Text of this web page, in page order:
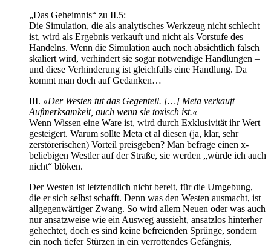
„Das Geheimnis“ zu II.5:
Die Simulation, die als analytisches Werkzeug nicht schlecht
ist, wird als Ergebnis verkauft und nicht als Vorstufe des
Handelns. Wenn die Simulation auch noch absichtlich falsch
skaliert wird, verhindert sie sogar notwendige Handlungen –
und diese Verhinderung ist gleichfalls eine Handlung. Da
kommt man doch auf Gedanken…
III. »Der Westen tut das Gegenteil. […] Meta verkauft
Aufmerksamkeit, auch wenn sie toxisch ist.«
Wenn Wissen eine Ware ist, wird durch Exklusivität ihr Wert
gesteigert. Warum sollte Meta et al diesen (ja, klar, sehr
zerstörerischen) Vorteil preisgeben? Man befrage einen x-
beliebigen Westler auf der Straße, sie werden „würde ich auch
nicht“ blöken.
Der Westen ist letztendlich nicht bereit, für die Umgebung,
die er sich selbst schafft. Denn was den Westen ausmacht, ist
allgegenwärtiger Zwang. So wird allem Neuen oder was auch
nur ansatzweise wie ein Ausweg aussieht, ansatzlos hinterher
gehechtet, doch es sind keine befreienden Sprünge, sondern
ein noch tiefer Stürzen in ein verrottendes Gefängnis,